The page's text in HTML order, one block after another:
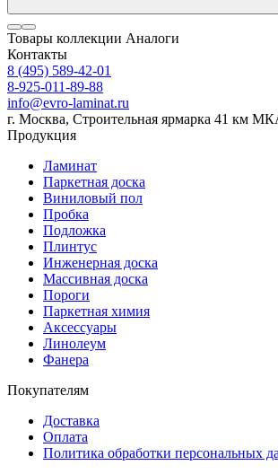
Товары коллекции Аналоги
Контакты
8 (495) 589-42-01
8-925-011-89-88
info@evro-laminat.ru
г. Москва, Строительная ярмарка 41 км
Продукция
Ламинат
Паркетная доска
Виниловый пол
Пробка
Подложка
Плинтус
Инженерная доска
Массивная доска
Пороги
Паркетная химия
Аксессуары
Линолеум
Фанера
Покупателям
Доставка
Оплата
Политика обработки персональных